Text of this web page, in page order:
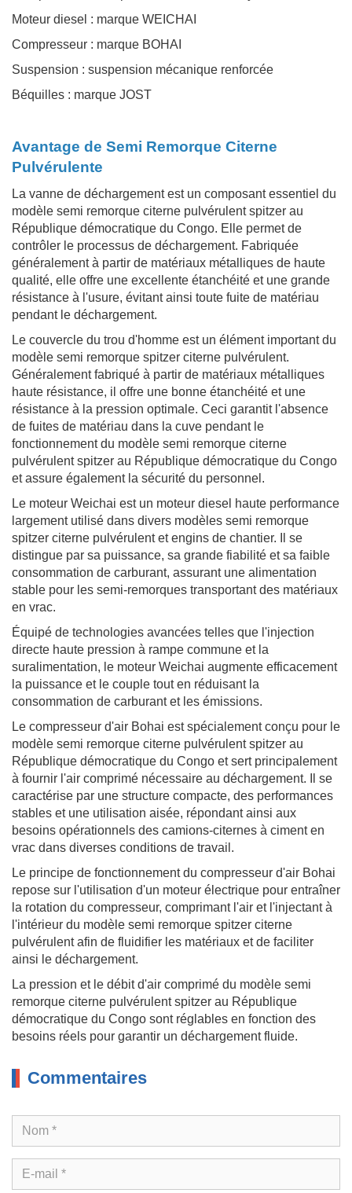
Moteur diesel : marque WEICHAI
Compresseur : marque BOHAI
Suspension : suspension mécanique renforcée
Béquilles : marque JOST
Avantage de Semi Remorque Citerne
Pulvérulente
La vanne de déchargement est un composant essentiel du
modèle semi remorque citerne pulvérulent spitzer au
République démocratique du Congo. Elle permet de
contrôler le processus de déchargement. Fabriquée
généralement à partir de matériaux métalliques de haute
qualité, elle offre une excellente étanchéité et une grande
résistance à l'usure, évitant ainsi toute fuite de matériau
pendant le déchargement.
Le couvercle du trou d'homme est un élément important du
modèle semi remorque spitzer citerne pulvérulent.
Généralement fabriqué à partir de matériaux métalliques
haute résistance, il offre une bonne étanchéité et une
résistance à la pression optimale. Ceci garantit l'absence
de fuites de matériau dans la cuve pendant le
fonctionnement du modèle semi remorque citerne
pulvérulent spitzer au République démocratique du Congo
et assure également la sécurité du personnel.
Le moteur Weichai est un moteur diesel haute performance
largement utilisé dans divers modèles semi remorque
spitzer citerne pulvérulent et engins de chantier. Il se
distingue par sa puissance, sa grande fiabilité et sa faible
consommation de carburant, assurant une alimentation
stable pour les semi-remorques transportant des matériaux
en vrac.
Équipé de technologies avancées telles que l'injection
directe haute pression à rampe commune et la
suralimentation, le moteur Weichai augmente efficacement
la puissance et le couple tout en réduisant la
consommation de carburant et les émissions.
Le compresseur d'air Bohai est spécialement conçu pour le
modèle semi remorque citerne pulvérulent spitzer au
République démocratique du Congo et sert principalement
à fournir l'air comprimé nécessaire au déchargement. Il se
caractérise par une structure compacte, des performances
stables et une utilisation aisée, répondant ainsi aux
besoins opérationnels des camions-citernes à ciment en
vrac dans diverses conditions de travail.
Le principe de fonctionnement du compresseur d'air Bohai
repose sur l'utilisation d'un moteur électrique pour entraîner
la rotation du compresseur, comprimant l'air et l'injectant à
l'intérieur du modèle semi remorque spitzer citerne
pulvérulent afin de fluidifier les matériaux et de faciliter
ainsi le déchargement.
La pression et le débit d'air comprimé du modèle semi
remorque citerne pulvérulent spitzer au République
démocratique du Congo sont réglables en fonction des
besoins réels pour garantir un déchargement fluide.
Commentaires